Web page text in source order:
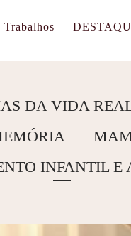
Trabalhos
DA VIDA
INFANTIL E